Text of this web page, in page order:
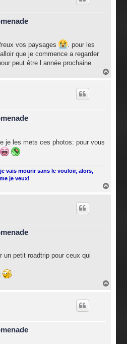
vos paysages
. pour les
que je commence a regarder
peut être l année prochaine
je les mets ces photos: pour vous
vais mourir sans le vouloir, alors,
je veux!
un petit roadtrip pour ceux qui